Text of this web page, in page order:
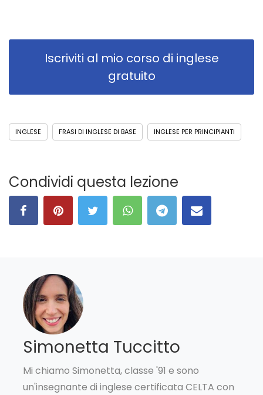
Iscriviti al mio corso di inglese
gratuito
INGLESE FRASI DI INGLESE DI BASE INGLESE PER PRINCIPIANTI
Condividi questa lezione
Simonetta Tuccitto
Mi chiamo Simonetta, classe '91 e sono
un'insegnante di inglese certificata CELTA con